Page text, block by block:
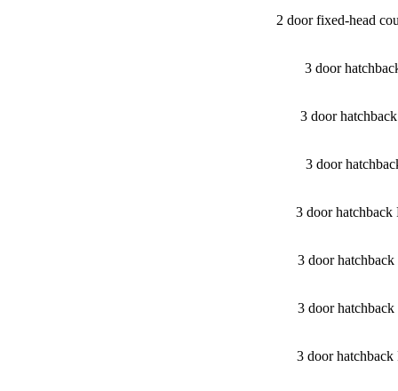
2 door fixed-head
3 door
3 door
3 door
3 door
3 door
3 door
3 door